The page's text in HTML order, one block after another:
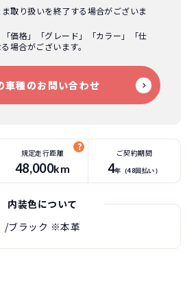
取り扱いを終了する場合がございま
価格」「グレード」「カラー」「仕
場合がございます。
車種のお問い合わせ
規定走行距離
48,000km
ご契約期間
4年（48回払い）
内装色について
/ブラック ※本革